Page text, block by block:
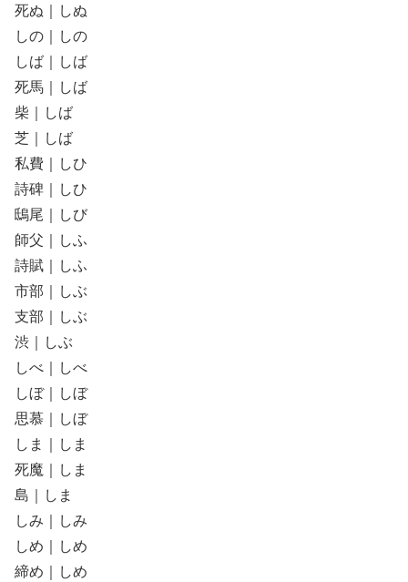
死ぬ｜しぬ
しの｜しの
しば｜しば
死馬｜しば
柴｜しば
芝｜しば
私費｜しひ
詩碑｜しひ
鴟尾｜しび
師父｜しふ
詩賦｜しふ
市部｜しぶ
支部｜しぶ
渋｜しぶ
しべ｜しべ
しぼ｜しぼ
思慕｜しぼ
しま｜しま
死魔｜しま
島｜しま
しみ｜しみ
しめ｜しめ
締め｜しめ